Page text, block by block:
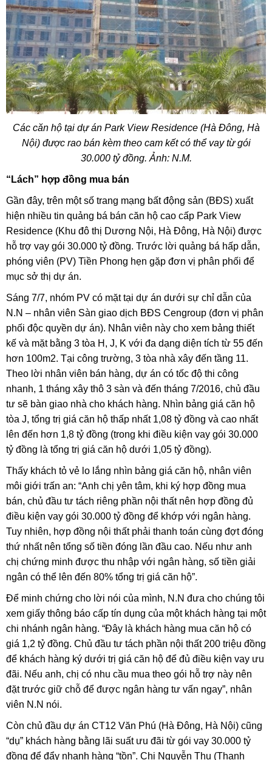
Các căn hộ tại dự án Park View Residence (Hà Đông, Hà
Nội) được rao bán kèm theo cam kết có thể vay từ gói
30.000 tỷ đồng. Ảnh: N.M.
“Lách” hợp đồng mua bán
Gần đây, trên một số trang mạng bất động sản (BĐS) xuất
hiện nhiều tin quảng bá bán căn hộ cao cấp Park View
Residence (Khu đô thị Dương Nội, Hà Đông, Hà Nội) được
hỗ trợ vay gói 30.000 tỷ đồng. Trước lời quảng bá hấp dẫn,
phóng viên (PV) Tiền Phong hẹn gặp đơn vị phân phối để
mục sở thị dự án.
Sáng 7/7, nhóm PV có mặt tại dự án dưới sự chỉ dẫn của
N.N – nhân viên Sàn giao dịch BĐS Cengroup (đơn vị phân
phối độc quyền dự án). Nhân viên này cho xem bảng thiết
kế và mặt bằng 3 tòa H, J, K với đa dạng diện tích từ 55 đến
hơn 100m2. Tại công trường, 3 tòa nhà xây đến tầng 11.
Theo lời nhân viên bán hàng, dự án có tốc độ thi công
nhanh, 1 tháng xây thô 3 sàn và đến tháng 7/2016, chủ đầu
tư sẽ bàn giao nhà cho khách hàng. Nhìn bảng giá căn hộ
tòa J, tổng trị giá căn hộ thấp nhất 1,08 tỷ đồng và cao nhất
lên đến hơn 1,8 tỷ đồng (trong khi điều kiện vay gói 30.000
tỷ đồng là tổng trị giá căn hộ dưới 1,05 tỷ đồng).
Thấy khách tỏ vẻ lo lắng nhìn bảng giá căn hộ, nhân viên
môi giới trấn an: “Anh chị yên tâm, khi ký hợp đồng mua
bán, chủ đầu tư tách riêng phần nội thất nên hợp đồng đủ
điều kiện vay gói 30.000 tỷ đồng để khớp với ngân hàng.
Tuy nhiên, hợp đồng nội thất phải thanh toán cùng đợt đóng
thứ nhất nên tổng số tiền đóng lần đầu cao. Nếu như anh
chị chứng minh được thu nhập với ngân hàng, số tiền giải
ngân có thể lên đến 80% tổng trị giá căn hộ”.
Để minh chứng cho lời nói của mình, N.N đưa cho chúng tôi
xem giấy thông báo cấp tín dụng của một khách hàng tại một
chi nhánh ngân hàng. “Đây là khách hàng mua căn hộ có
giá 1,2 tỷ đồng. Chủ đầu tư tách phần nội thất 200 triệu đồng
để khách hàng ký dưới trị giá căn hộ để đủ điều kiện vay ưu
đãi. Nếu anh, chị có nhu cầu mua theo gói hỗ trợ này nên
đặt trước giữ chỗ để được ngân hàng tư vấn ngay”, nhân
viên N.N nói.
Còn chủ đầu dự án CT12 Văn Phú (Hà Đông, Hà Nội) cũng
“dụ” khách hàng bằng lãi suất ưu đãi từ gói vay 30.000 tỷ
đồng để đẩy nhanh hàng “tồn”. Chị Nguyễn Thu (Thanh